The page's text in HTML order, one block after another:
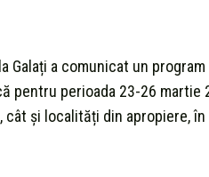
Galați a comunicat un
perioada 23-26 martie
și localități din apropiere,